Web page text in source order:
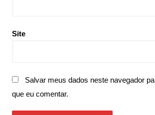
Site
Salvar meus dados neste navegador
que eu comentar.